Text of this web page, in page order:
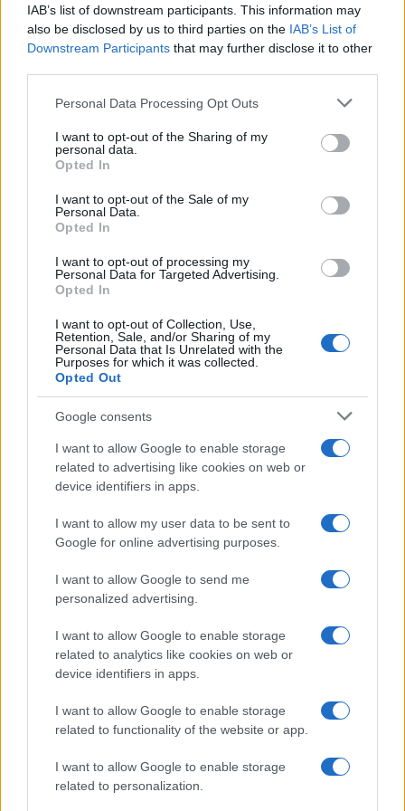
IAB’s list of downstream participants. This information may
also be disclosed by us to third parties on the IAB’s List of
Downstream Participants that may further disclose it to other
Please note that this website/app uses one or more Google
not limited to your visit or usage behaviour. You may click to
grant or deny consent to Google and its third-party tags to
use your data for below specified purposes in below Google
consent section.
Personal Data Processing Opt Outs
I want to opt-out of the Sharing of my
personal data.
Opted In
I want to opt-out of the Sale of my
Personal Data.
Opted In
I want to opt-out of processing my
Personal Data for Targeted Advertising.
Opted In
I want to opt-out of Collection, Use,
Retention, Sale, and/or Sharing of my
Personal Data that Is Unrelated with the
Purposes for which it was collected.
Opted Out
Google consents
I want to allow Google to enable storage
related to advertising like cookies on web or
device identifiers in apps.
I want to allow my user data to be sent to
Google for online advertising purposes.
I want to allow Google to send me
personalized advertising.
I want to allow Google to enable storage
related to analytics like cookies on web or
device identifiers in apps.
I want to allow Google to enable storage
related to functionality of the website or app.
I want to allow Google to enable storage
related to personalization.
άφησε το ΕΜΠ με μόλις 36 φύλακες; Για να
μπαινοβγαίνουν τα εγκληματικά κυκλώματα;
μόνιμο προσωπικό φύλαξης, συντήρησης, καθαριότητας
ανθρώπινες συνθήκες διαβίωσης των οικότροφων;
εδώ και χρόνια μπορεί να αντιμετωπίσει τη δράση
ναρκεμπόρων και άλλες εγκληματικές πράξεις; Γιατί οι
αντίθετα τις αξιοποιούν για να τσουβαλιάσουν και να
συκοφαντήσουν το φοιτητικό κίνημα και να
πανεπιστημιακής αστυνομίας και της έντασης της
καταστολής.